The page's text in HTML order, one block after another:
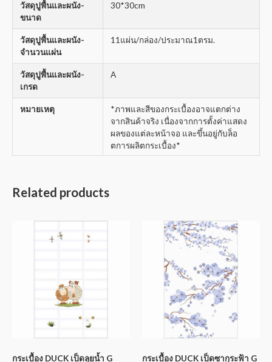
วัสดุปูพื้นและผนัง-
ขนาด
30*30cm
วัสดุปูพื้นและผนัง-
จำนวนแผ่น
11แผ่น/กล่อง/ประมาณ1ตรม.
วัสดุปูพื้นและผนัง-
เกรด
A
หมายเหตุ
*ภาพและสีของกระเบื้องอาจแตกต่าง
จากสินค้าจริง เนื่องจากการตั้งค่าแสดง
ผลของแต่ละหน้าจอ และขึ้นอยู่กับล็อ
ตการผลิตกระเบื้อง*
Related products
กระเบื้อง DUCK เป็ดลุยน้ำ G กระเบื้อง DUCK เป็ดซากุระฟ้า G